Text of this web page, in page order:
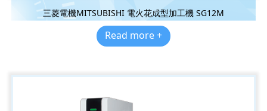
三菱電機MITSUBISHI 電火花成型加工機 SG12M
Read more +